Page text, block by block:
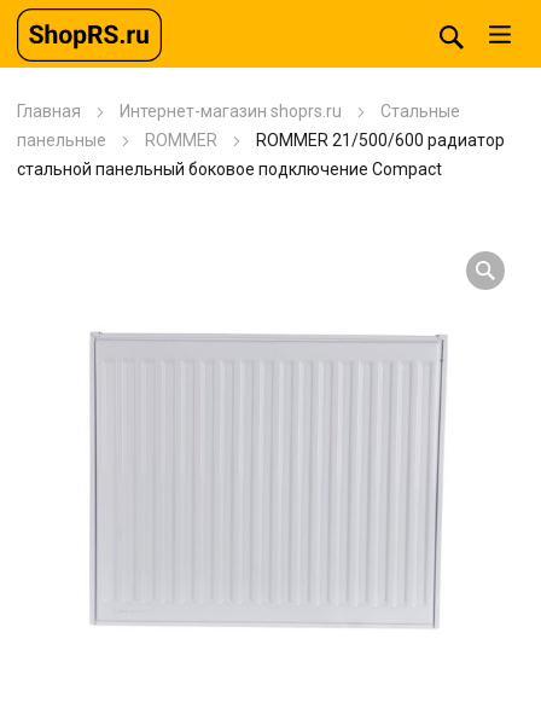
Главная Интернет-магазин shoprs.ru
Стальные
панельные
ROMMER
ROMMER 21/500/600 радиатор
стальной панельный боковое подключение Compact